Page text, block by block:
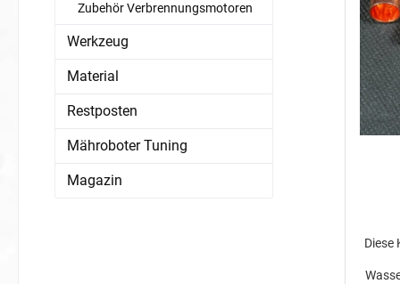
Zubehör Verbrennungsmotoren
Werkzeug
Material
Restposten
Mähroboter Tuning
Magazin
Diese